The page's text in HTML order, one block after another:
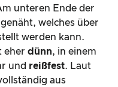
unteren Ende der
welches über
werden kann.
eher dünn, in einem
und reißfest. Laut
aus